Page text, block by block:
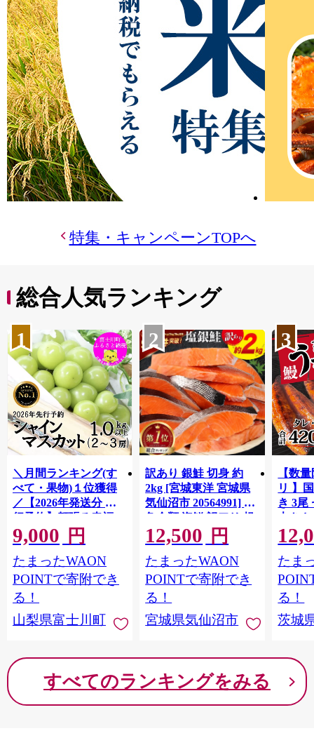
特集・キャンペーンTOPへ
総合人気ランキング
1
＼月間ランキング(す
べて・果物)１位獲得
／【2026年発送分 先
行予約】頬張る幸福
感 〜緑の宝石・ シ
ャインマスカット 〜
１ｋｇ以上（２〜３
房） フルーツ 山梨県
産 果物 くだもの シャ
イン マスカット ぶど
う ブドウ 葡萄 大粒 種
9000円 九千円
9,000 円
たまったWAON
POINTで寄附でき
る！
山梨県富士川町
2
訳あり 銀鮭 切身 約
2kg [宮城東洋 宮城県
気仙沼市 20564991] 鮭
魚介類 海鮮 訳アリ 規
格外 不揃い さけ サケ
鮭切身 シャケ 切り身
冷凍 家庭用 おかず 弁
当 支援 サーモン 銀鮭
切り身 魚 わけあり
12,500 円
たまったWAON
POINTで寄附でき
る！
宮城県気仙沼市
3
【数
リ 】
き 3尾
大き
レ・
鰻 ふ
な重
茨城
と納
たま
る！
茨城
すべてのランキングをみる